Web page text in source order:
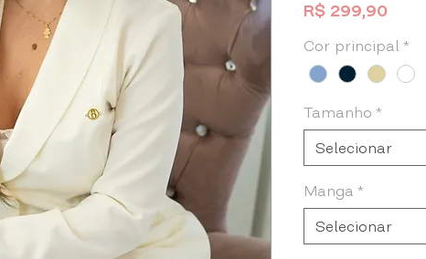
R$ 299,90Preço
Cor principal *
Tamanho *
Selecionar
Manga *
Selecionar